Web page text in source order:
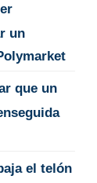
un
que un
el telón